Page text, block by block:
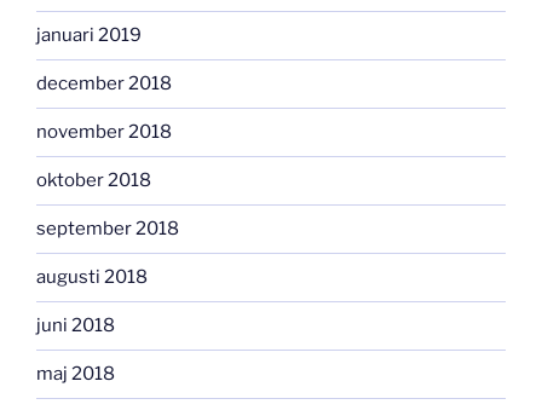
januari 2019
december 2018
november 2018
oktober 2018
september 2018
augusti 2018
juni 2018
maj 2018